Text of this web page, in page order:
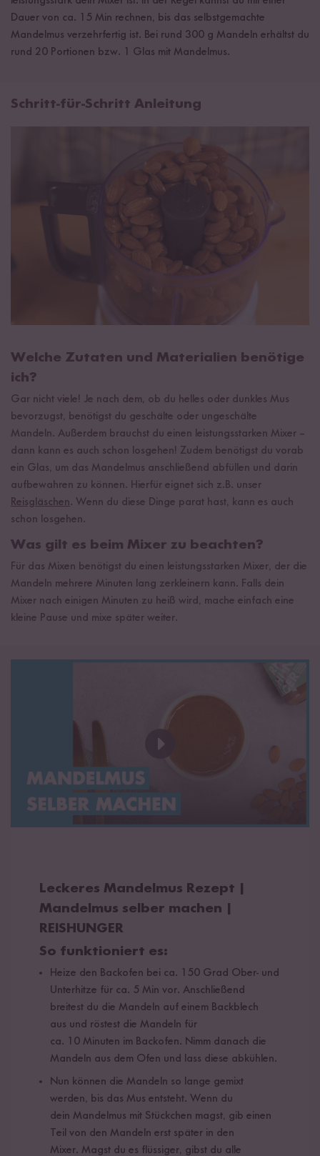
Dauer von ca. 15 Min rechnen, bis das selbstgemachte
Mandelmus verzehrfertig ist. Bei rund 300 g Mandeln erhältst du
rund 20 Portionen bzw. 1 Glas mit Mandelmus.
Schritt-für-Schritt Anleitung
Welche Zutaten und Materialien benötige
ich?
Gar nicht viele! Je nach dem, ob du helles oder dunkles Mus
bevorzugst, benötigst du geschälte oder ungeschälte
Mandeln. Außerdem brauchst du einen leistungsstarken Mixer –
dann kann es auch schon losgehen! Zudem benötigst du vorab
ein Glas, um das Mandelmus anschließend abfüllen und darin
aufbewahren zu können. Hierfür eignet sich z.B. unser
Reisgläschen. Wenn du diese Dinge parat hast, kann es auch
schon losgehen.
Was gilt es beim Mixer zu beachten?
Für das Mixen benötigst du einen leistungsstarken Mixer, der die
Mandeln mehrere Minuten lang zerkleinern kann. Falls dein
Mixer nach einigen Minuten zu heiß wird, mache einfach eine
kleine Pause und mixe später weiter.
Leckeres Mandelmus Rezept |
Mandelmus selber machen |
REISHUNGER
So funktioniert es:
Heize den Backofen bei ca. 150 Grad Ober- und
Unterhitze für ca. 5 Min vor. Anschließend
breitest du die Mandeln auf einem Backblech
aus und röstest die Mandeln für
ca. 10 Minuten im Backofen. Nimm danach die
Mandeln aus dem Ofen und lass diese abkühlen.
Nun können die Mandeln so lange gemixt
werden, bis das Mus entsteht. Wenn du
dein Mandelmus mit Stückchen magst, gib einen
Teil von den Mandeln erst später in den
Mixer. Magst du es flüssiger, gibst du alle